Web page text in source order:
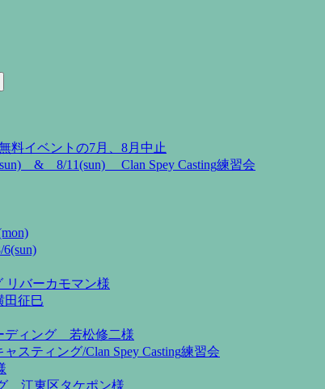
料イベントの7月、8月中止
& 8/11(sun) Clan Spey Casting練習会
リバーカモマン様
征巳
ディング 若松修二様
スティング/Clan Spey Casting練習会
江東区タケポン様